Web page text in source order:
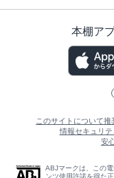
本棚ア
このサイトについて推
情報セキュリ
安
ABJマークは、この
ンツ使用許諾を得た